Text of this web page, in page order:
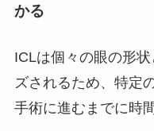
かる
ICLは個々の眼の形
ズされるため、特定
手術に進むまでに時